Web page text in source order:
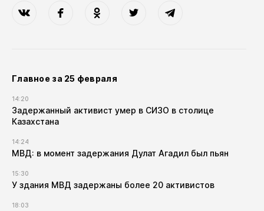
Главное за 25 февраля
14:20
Задержанный активист умер в СИЗО в столице
Казахстана
14:24
МВД: в момент задержания Дулат Агадил был пьян
15:30
У здания МВД задержаны более 20 активистов
18:03